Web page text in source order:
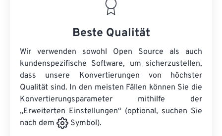
Beste Qualität
Wir verwenden sowohl Open Source als auch
kundenspezifische Software, um sicherzustellen,
dass unsere Konvertierungen von höchster
Qualität sind. In den meisten Fällen können Sie die
Konvertierungsparameter mithilfe der
„Erweiterten Einstellungen“ (optional, suchen Sie
nach dem
Symbol).